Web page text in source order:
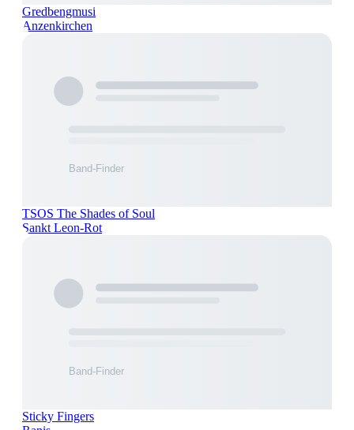
Gredbengmusi
Anzenkirchen
TSOS The Shades of Soul
Sankt Leon-Rot
Sticky Fingers